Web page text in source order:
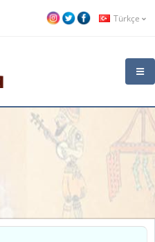
Türkçe